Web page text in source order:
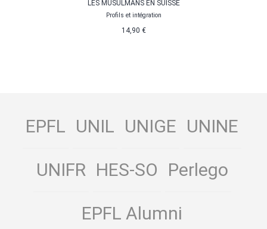
LES MUSULMANS EN SUISSE
Profils et intégration
14,90 €
EPFL UNIL UNIGE UNINE
UNIFR HES-SO Perlego
EPFL Alumni